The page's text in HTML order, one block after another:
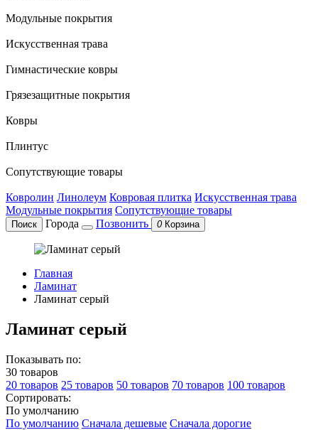
Модульные покрытия
Искусственная трава
Гимнастические ковры
Грязезащитные покрытия
Ковры
Плинтус
Сопутствующие товары
Ковролин Линолеум Ковровая плитка Искусственная трава
Модульные покрытия Сопутствующие товары
Поиск Города Позвонить 0 Корзина
Главная
Ламинат
Ламинат серый
Ламинат серый
Показывать по:
30 товаров
20 товаров 25 товаров 50 товаров 70 товаров 100 товаров
Сортировать:
По умолчанию
По умолчанию Сначала дешевые Сначала дорогие